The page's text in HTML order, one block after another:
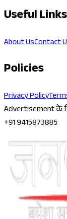
Useful Links
About UsContact
Policies
Privacy Policy
Advertisement के
+91 9415873885